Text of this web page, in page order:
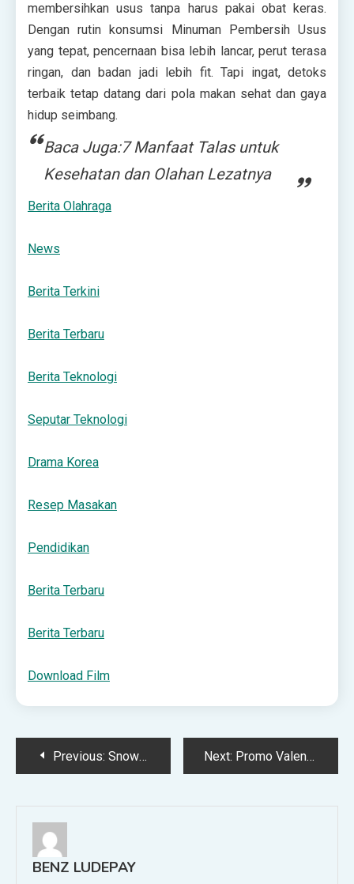
membersihkan usus tanpa harus pakai obat keras.
Dengan rutin konsumsi Minuman Pembersih Usus
yang tepat, pencernaan bisa lebih lancar, perut terasa
ringan, dan badan jadi lebih fit. Tapi ingat, detoks
terbaik tetap datang dari pola makan sehat dan gaya
hidup seimbang.
Baca Juga:7 Manfaat Talas untuk
Kesehatan dan Olahan Lezatnya
Berita Olahraga
News
Berita Terkini
Berita Terbaru
Berita Teknologi
Seputar Teknologi
Drama Korea
Resep Masakan
Pendidikan
Berita Terbaru
Berita Terbaru
Download Film
PostPrevious: Snowboard Halfpipe Putri Memanas, Ini Hasil Terbaru dan… Next: Promo Valentine 2026 Terbaru: Diskon Makanan, Hotel,…
BENZ LUDEPAY